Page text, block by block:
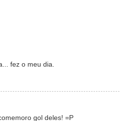
fez o meu dia.
gol deles! =P